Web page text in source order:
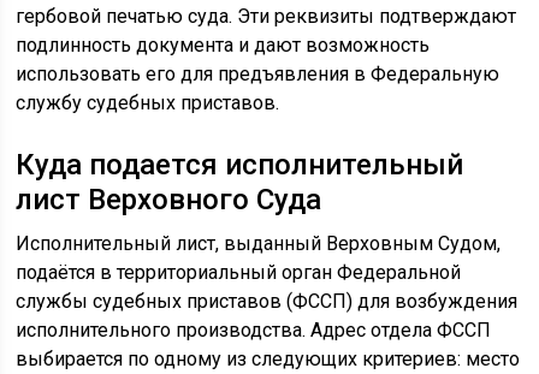
гербовой печатью суда. Эти реквизиты подтверждают
подлинность документа и дают возможность
использовать его для предъявления в Федеральную
службу судебных приставов.
Куда подается исполнительный
лист Верховного Суда
Исполнительный лист, выданный Верховным Судом,
подаётся в территориальный орган Федеральной
службы судебных приставов (ФССП) для возбуждения
исполнительного производства. Адрес отдела ФССП
выбирается по одному из следующих критериев: место